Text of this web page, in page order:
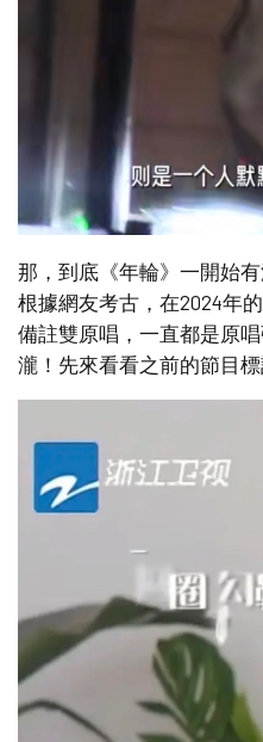
那，到底《年輪》一開始
根據網友考古，在2024年
備註雙原唱，一直都是原
瀧！先來看看之前的節目